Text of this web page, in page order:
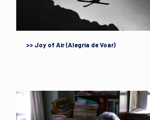
>> Joy of Air (Alegria de Voar)